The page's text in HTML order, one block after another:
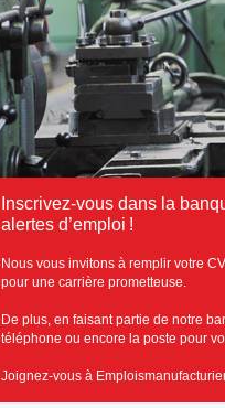
Inscrivez-vous dans la
alertes d’emploi !
Nous vous invitons à remplir votre
pour une carrière prometteuse.
De plus, en faisant partie de notre
téléphone ou encore la poste pour
Joignez-vous à